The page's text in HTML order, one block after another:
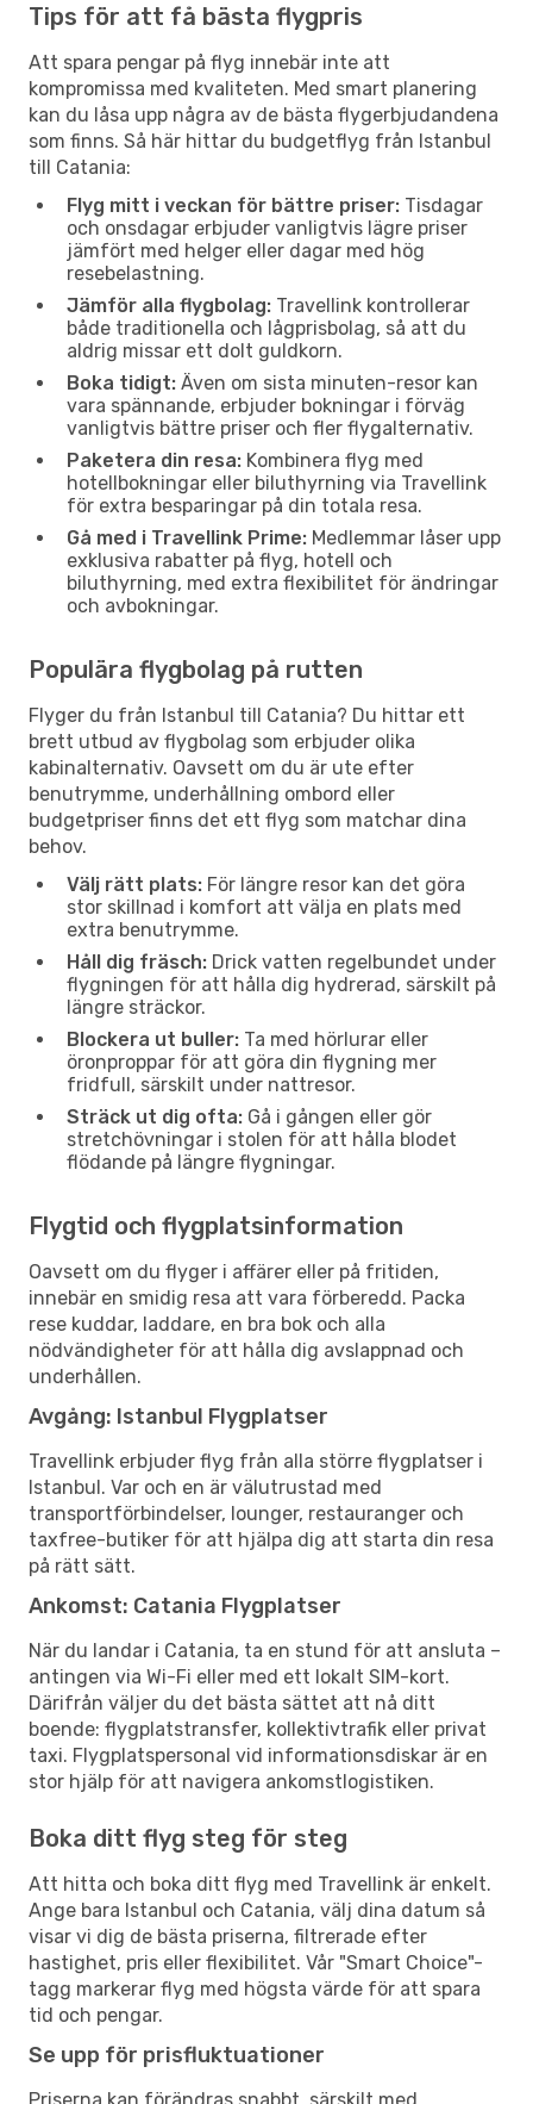
Tips för att få bästa flygpris
Att spara pengar på flyg innebär inte att
kompromissa med kvaliteten. Med smart planering
kan du låsa upp några av de bästa flygerbjudandena
som finns. Så här hittar du budgetflyg från Istanbul
till Catania:
Flyg mitt i veckan för bättre priser: Tisdagar
och onsdagar erbjuder vanligtvis lägre priser
jämfört med helger eller dagar med hög
resebelastning.
Jämför alla flygbolag: Travellink kontrollerar
både traditionella och lågprisbolag, så att du
aldrig missar ett dolt guldkorn.
Boka tidigt: Även om sista minuten-resor kan
vara spännande, erbjuder bokningar i förväg
vanligtvis bättre priser och fler flygalternativ.
Paketera din resa: Kombinera flyg med
hotellbokningar eller biluthyrning via Travellink
för extra besparingar på din totala resa.
Gå med i Travellink Prime: Medlemmar låser upp
exklusiva rabatter på flyg, hotell och
biluthyrning, med extra flexibilitet för ändringar
och avbokningar.
Populära flygbolag på rutten
Flyger du från Istanbul till Catania? Du hittar ett
brett utbud av flygbolag som erbjuder olika
kabinalternativ. Oavsett om du är ute efter
benutrymme, underhållning ombord eller
budgetpriser finns det ett flyg som matchar dina
behov.
Välj rätt plats: För längre resor kan det göra
stor skillnad i komfort att välja en plats med
extra benutrymme.
Håll dig fräsch: Drick vatten regelbundet under
flygningen för att hålla dig hydrerad, särskilt på
längre sträckor.
Blockera ut buller: Ta med hörlurar eller
öronproppar för att göra din flygning mer
fridfull, särskilt under nattresor.
Sträck ut dig ofta: Gå i gången eller gör
stretchövningar i stolen för att hålla blodet
flödande på längre flygningar.
Flygtid och flygplatsinformation
Oavsett om du flyger i affärer eller på fritiden,
innebär en smidig resa att vara förberedd. Packa
rese kuddar, laddare, en bra bok och alla
nödvändigheter för att hålla dig avslappnad och
underhållen.
Avgång: Istanbul Flygplatser
Travellink erbjuder flyg från alla större flygplatser i
Istanbul. Var och en är välutrustad med
transportförbindelser, lounger, restauranger och
taxfree-butiker för att hjälpa dig att starta din resa
på rätt sätt.
Ankomst: Catania Flygplatser
När du landar i Catania, ta en stund för att ansluta –
antingen via Wi-Fi eller med ett lokalt SIM-kort.
Därifrån väljer du det bästa sättet att nå ditt
boende: flygplatstransfer, kollektivtrafik eller privat
taxi. Flygplatspersonal vid informationsdiskar är en
stor hjälp för att navigera ankomstlogistiken.
Boka ditt flyg steg för steg
Att hitta och boka ditt flyg med Travellink är enkelt.
Ange bara Istanbul och Catania, välj dina datum så
visar vi dig de bästa priserna, filtrerade efter
hastighet, pris eller flexibilitet. Vår "Smart Choice"-
tagg markerar flyg med högsta värde för att spara
tid och pengar.
Se upp för prisfluktuationer